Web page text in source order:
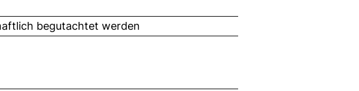
begutachtet werden